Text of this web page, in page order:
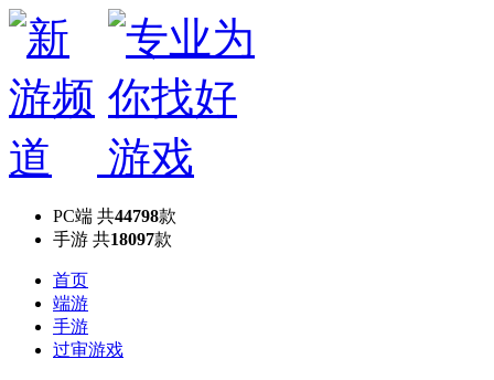
PC端 共44798款
手游 共18097款
首页
端游
手游
过审游戏